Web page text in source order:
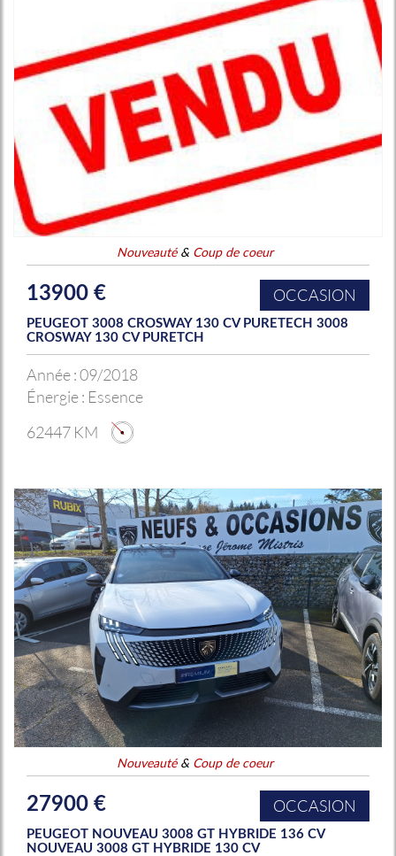
Nouveauté& Coup de coeur
13900 € OCCASION
PEUGEOT 3008 CROSWAY 130 CV PURETECH 3008
CROSWAY 130 CV PURETCH
Année :09/2018
Énergie : Essence
62447 KM
Nouveauté& Coup de coeur
27900 € OCCASION
PEUGEOT NOUVEAU 3008 GT HYBRIDE 136 CV
NOUVEAU 3008 GT HYBRIDE 130 CV